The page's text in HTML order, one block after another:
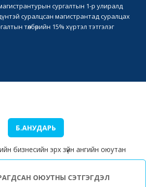
магистрантурын сургалтын 1-р улиралд
суралцсан магистрантад суралцах
төлбөрийн 15% хүртэл тэтгэлэг
Б.АНУДАРЬ
бизнесийн эрх зүйн ангийн оюутан
ОЮУТНЫ СЭТГЭГДЭЛ